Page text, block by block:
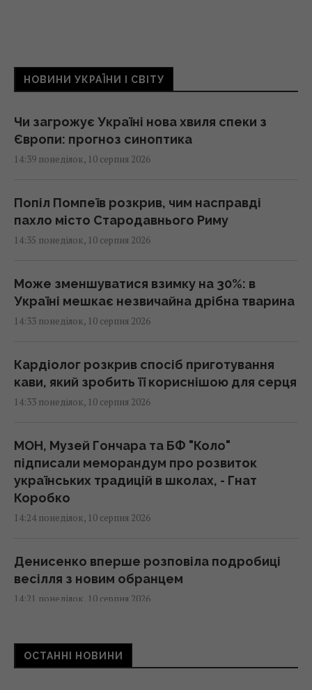
НОВИНИ УКРАЇНИ І СВІТУ
Чи загрожує Україні нова хвиля спеки з
Європи: прогноз синоптика
14:39 понеділок, 10 серпня 2026
Попіл Помпеїв розкрив, чим насправді
пахло місто Стародавнього Риму
14:35 понеділок, 10 серпня 2026
Може зменшуватися взимку на 30%: в
Україні мешкає незвичайна дрібна тварина
14:33 понеділок, 10 серпня 2026
Кардіолог розкрив спосіб приготування
кави, який зробить її кориснішою для серця
14:33 понеділок, 10 серпня 2026
МОН, Музей Гончара та БФ "Коло"
підписали меморандум про розвиток
українських традицій в школах, - Гнат
Коробко
14:24 понеділок, 10 серпня 2026
Денисенко вперше розповіла подробиці
весілля з новим обранцем
14:21 понеділок, 10 серпня 2026
Скільки коштуватиме ремонт квартири у
2026 році: власники житла розповіли про
ОСТАННІ НОВИНИ